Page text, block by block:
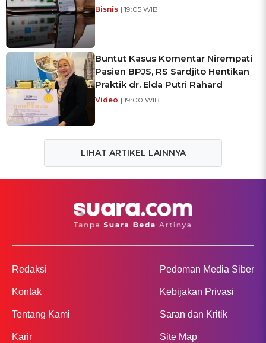
Bisnis | 19:05 WIB
Buntut Kasus Komentar Nirempati
Pasien BPJS, RS Sardjito Hentikan
Praktik dr. Elda Putri Rahard
Video | 19:00 WIB
LIHAT ARTIKEL LAINNYA
Redaksi
Kontak
Tentang Kami
Karir
Pedoman Media Siber
Kebijakan Privasi
Saran dan Kritik
Site Map